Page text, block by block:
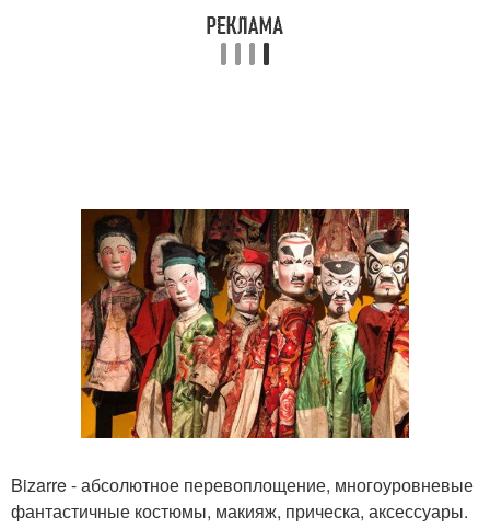
Bizarre - абсолютное перевоплощение, многоуровневые
фантастичные костюмы, макияж, прическа, аксессуары.